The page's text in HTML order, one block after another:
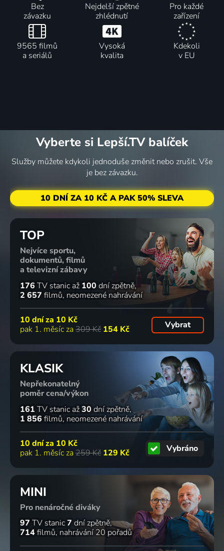
Bez
závazku
Nejdelší zpětné
zhlédnutí
Pro každé
zařízení
9565 filmů
a seriálů
Vysoká
kvalita
Kdekoli
v EU
Vyberte si Lepší.TV balíček
Služby můžete kdykoli jednoduše změnit nebo zrušit. Vše
je bez závazku.
10 DNÍ ZA 10 KČ A PAK 50% SLEVA
TOP
Nejvíce sportu,
dokumentů, filmů
a televizní zábavy
176 TV stanic až 100 dní zpětně
2 657 filmů neomezené nahrávání
10 dní za 10 Kč
pak 1. měsíc za 309 Kč 154 Kč Vybrat
KLASIK
Nepřekonatelný
poměr cena/výkon
161 TV stanic až30 dní zpětně
1 856 filmů neomezené nahrávání
10 dní za 10 Kč
pak 1. měsíc za 259 Kč 129 Kč Vybráno
MINI
Pro nenáročné diváky
97 TV stanic7 dní zpětně
714filmů nahrávání 20 pořadů